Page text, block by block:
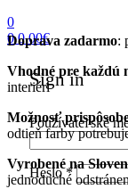
0
00.00€
Sign in
Používateľské
Heslo*Povinné
Doprava zadarmo:
Vhodné pre každú
interiéri
Možnosť
odtieň farby
Vyrobené na
jednoduché